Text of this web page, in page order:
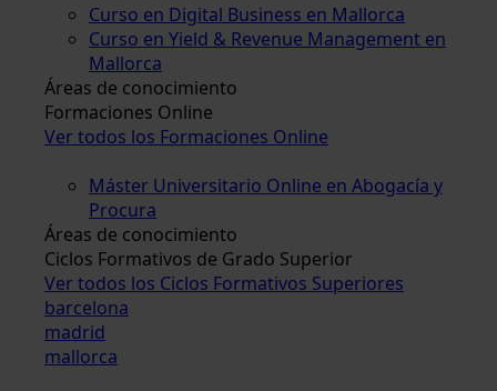
Curso en Digital Business en Mallorca
Curso en Yield & Revenue Management en
Mallorca
Áreas de conocimiento
Formaciones Online
Ver todos los Formaciones Online
Máster Universitario Online en Abogacía y
Procura
Áreas de conocimiento
Ciclos Formativos de Grado Superior
Ver todos los Ciclos Formativos Superiores
barcelona
madrid
mallorca